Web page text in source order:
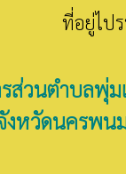
ที่อยู่ไป
ส่วนตำบลพุ่
งหวัดนครพน